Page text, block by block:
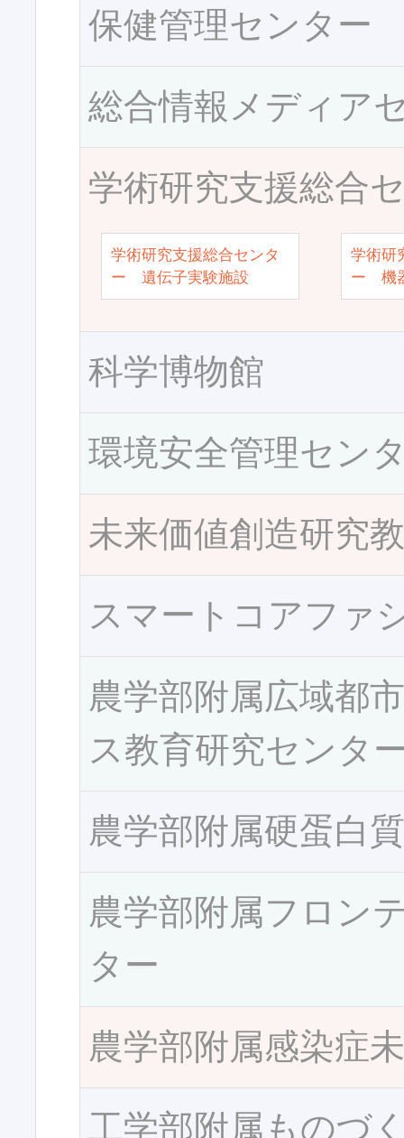
保健管理センター
総合情報メディア
学術研究支援総合
学術研究支援総合センタ
ー 遺伝子実験施設
学術研
ー 機
科学博物館
環境安全管理セン
未来価値創造研究
スマートコアファ
農学部附属広域都
ス教育研究センタ
農学部附属硬蛋白
農学部附属フロン
ター
農学部附属感染症
工学部附属ものづ